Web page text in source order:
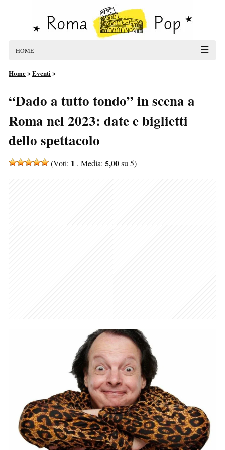
HOME ☰
Home>Eventi>
“Dado a tutto tondo” in scena a
Roma nel 2023: date e biglietti
dello spettacolo
(Voti: 1 . Media: 5,00su 5)